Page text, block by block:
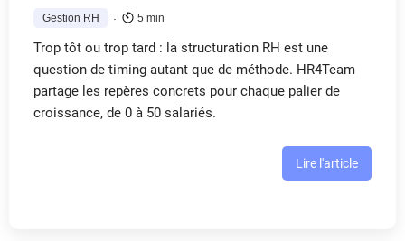
Gestion RH 5 min
Trop tôt ou trop tard : la structuration RH est une
question de timing autant que de méthode. HR4Team
partage les repères concrets pour chaque palier de
croissance, de 0 à 50 salariés.
Lire l'article